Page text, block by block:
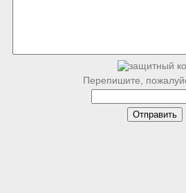
Перепишите,